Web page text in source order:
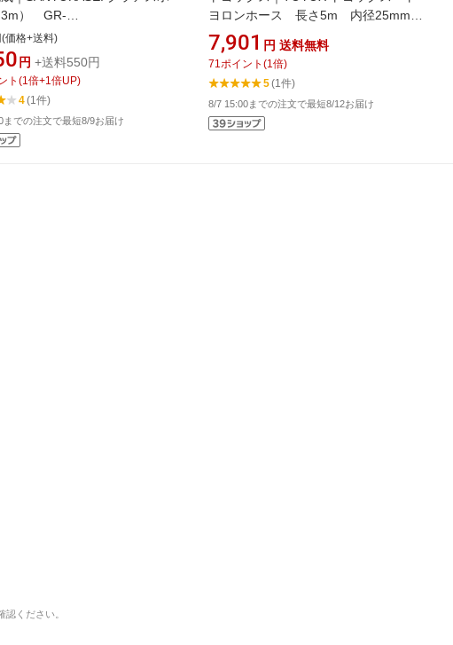
3m） GR-
価格+送料)
円 +送料550円
ト (1 倍+1 倍UP)
4(1件)
までの注文で最短8/9お届け
ヨロンホース 長さ5m 内径25mm
TR-25-5
7,901 円 送料無料
71 ポイント (1 倍)
5(1件)
8/7 15:00までの注文で最短8/12お届け
ください。